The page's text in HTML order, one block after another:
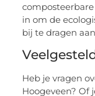
in om de
bij te dragen
Heb je vragen
Hoogeveen? Of